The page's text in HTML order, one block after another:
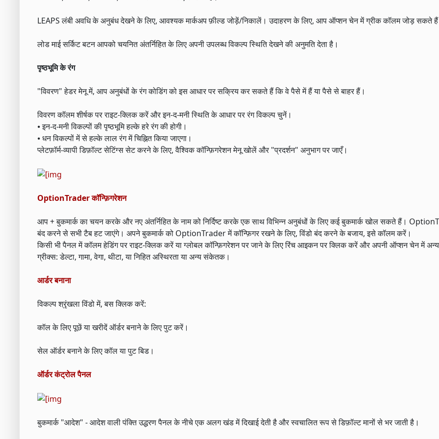
LEAPS लंबी अवधि के अनुबंध देखने के लिए, आवश्यक मार्कअप फ़ील्ड जोड़ें/निकालें। उदाहरण के लिए, आप ऑप्शन चेन में ग्रीक कॉलम जोड़ सकते
लोड माई सर्किट बटन आपको चयनित अंतर्निहित के लिए अपनी उपलब्ध विकल्प स्थिति देखने की अनुमति देता है।
पृष्ठभूमि के रंग
"विवरण" हेडर मेनू में, आप अनुबंधों के रंग कोडिंग को इस आधार पर सक्रिय कर सकते हैं कि वे पैसे में हैं या पैसे से बाहर हैं।
विवरण कॉलम शीर्षक पर राइट-क्लिक करें और इन-द-मनी स्थिति के आधार पर रंग विकल्प चुनें।
⦁ इन-द-मनी विकल्पों की पृष्ठभूमि हल्के हरे रंग की होगी।
⦁ धन विकल्पों में से हल्के लाल रंग में चिह्नित किया जाएगा।
प्लेटफ़ॉर्म-व्यापी डिफ़ॉल्ट सेटिंग्स सेट करने के लिए, वैश्विक कॉन्फ़िगरेशन मेनू खोलें और "प्रदर्शन" अनुभाग पर जाएँ।
OptionTrader कॉन्फ़िगरेशन
आप + बुकमार्क का चयन करके और नए अंतर्निहित के नाम को निर्दिष्ट करके एक साथ विभिन्न अनुबंधों के लिए कई बुकमार्क खोल सकते हैं।
बंद करने से सभी टैब हट जाएंगे। अपने बुकमार्क को OptionTrader में कॉन्फ़िगर रखने के लिए, विंडो बंद करने के बजाय, इसे कॉलम करें।
किसी भी पैनल में कॉलम हेडिंग पर राइट-क्लिक करें या ग्लोबल कॉन्फ़िगरेशन पर जाने के लिए रिंच आइकन पर क्लिक करें और अपनी ऑप्शन चेन में
ग्रीक्स: डेल्टा, गामा, वेगा, थीटा, या निहित अस्थिरता या अन्य संकेतक।
आर्डर बनाना
विकल्प श्रृंखला विंडो में, बस क्लिक करें:
कॉल के लिए पूछें या खरीदें ऑर्डर बनाने के लिए पुट करें।
सेल ऑर्डर बनाने के लिए कॉल या पुट बिड।
ऑर्डर कंट्रोल पैनल
बुकमार्क "आदेश" - आदेश वाली पंक्ति उद्धरण पैनल के नीचे एक अलग खंड में दिखाई देती है और स्वचालित रूप से डिफ़ॉल्ट मानों से भर जाती है।